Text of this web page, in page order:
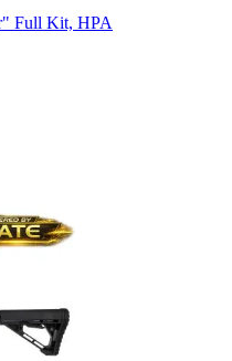
Full Kit, HPA